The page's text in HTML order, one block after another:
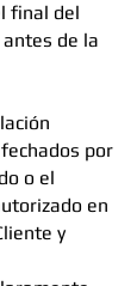
final del
de la
por
o el
en
y